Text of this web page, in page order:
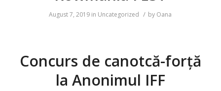
August 7, 2019 in Uncategorized / by Oana
Concurs de canotcă-forță
la Anonimul IFF